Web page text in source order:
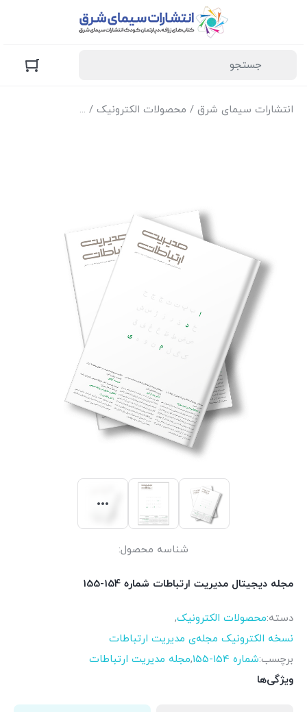
انتشارات سیمای شرق / محصولات الکترونیک / نسخه الکترونیک
شناسه محصول:
مجله دیجیتال مدیریت ارتباطات شماره 154-155
دسته:محصولات الکترونیک,
نسخه الکترونیک مجله‌ی مدیریت ارتباطات
برچسب:شماره 154-155 ,مجله مدیریت ارتباطات
ویژگی‌ها